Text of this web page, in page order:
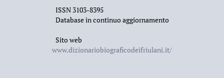
ISSN 3103-8395
Database in continuo aggiornamento
Sito web
www.dizionariobiograficodeifriulani.it/